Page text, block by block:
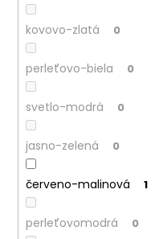
kovovo-zlatá 0
perleťovo-biela 0
svetlo-modrá 0
jasno-zelená 0
červeno-malinová 1
perleťovomodrá 0